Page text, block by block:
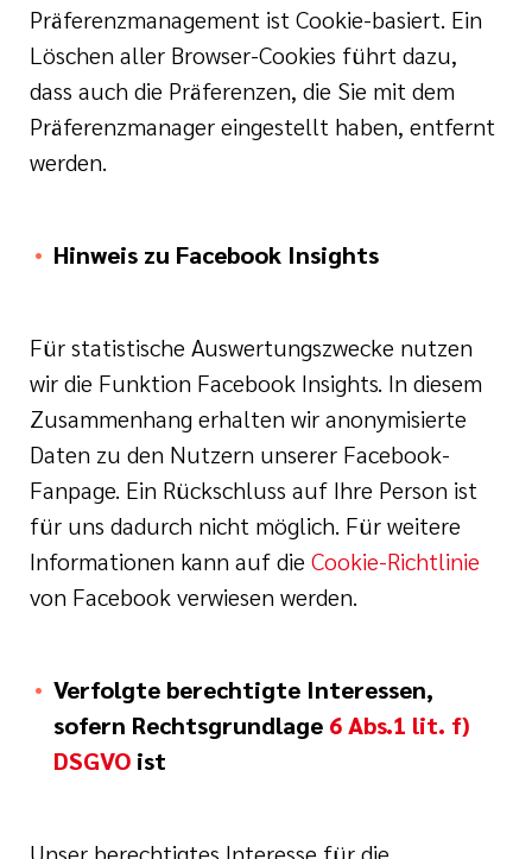
Präferenzmanagement ist Cookie-basiert. Ein
Löschen aller Browser-Cookies führt dazu,
dass auch die Präferenzen, die Sie mit dem
Präferenzmanager eingestellt haben, entfernt
werden.
Hinweis zu Facebook Insights
Für statistische Auswertungszwecke nutzen
wir die Funktion Facebook Insights. In diesem
Zusammenhang erhalten wir anonymisierte
Daten zu den Nutzern unserer Facebook-
Fanpage. Ein Rückschluss auf Ihre Person ist
für uns dadurch nicht möglich. Für weitere
Informationen kann auf die Cookie-Richtlinie
von Facebook verwiesen werden.
Verfolgte berechtigte Interessen,
sofern Rechtsgrundlage 6 Abs.1 lit. f)
DSGVO ist